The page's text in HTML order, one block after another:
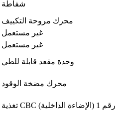
شفاطة
محرك مروحة التكييف
غير مستعمل
غير مستعمل
وحدة مقعد قابلة للطي
محرك مضخة الوقود
تغذية CBC رقم 1 (الإضاءة الداخلية)